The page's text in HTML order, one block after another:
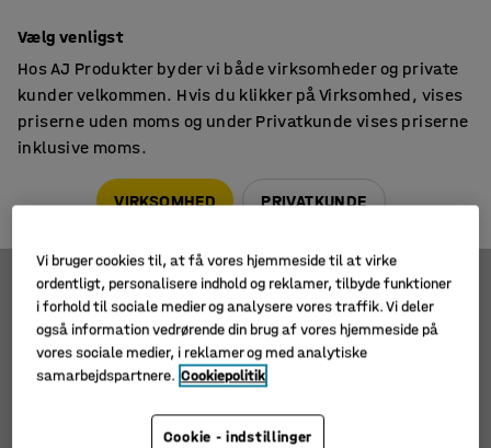
Pallegitre
Filtre Sortér
1 produkter
Vælg venligst
Hos AJ Produkter byder vi både virksomheder og private
kunder velkommen. Hvis du klikker på Virksomhed, vises
priserne uden moms og under Privatkunde vises priserne
inklusive moms.
VIRKSOMHED PRIVATKUNDE
Vi bruger cookies til, at få vores hjemmeside til at virke
ordentligt, personalisere indhold og reklamer, tilbyde funktioner
i forhold til sociale medier og analysere vores traffik. Vi deler
også information vedrørende din brug af vores hjemmeside på
vores sociale medier, i reklamer og med analytiske
samarbejdspartnere. Cookiepolitik
Cookie - indstillinger